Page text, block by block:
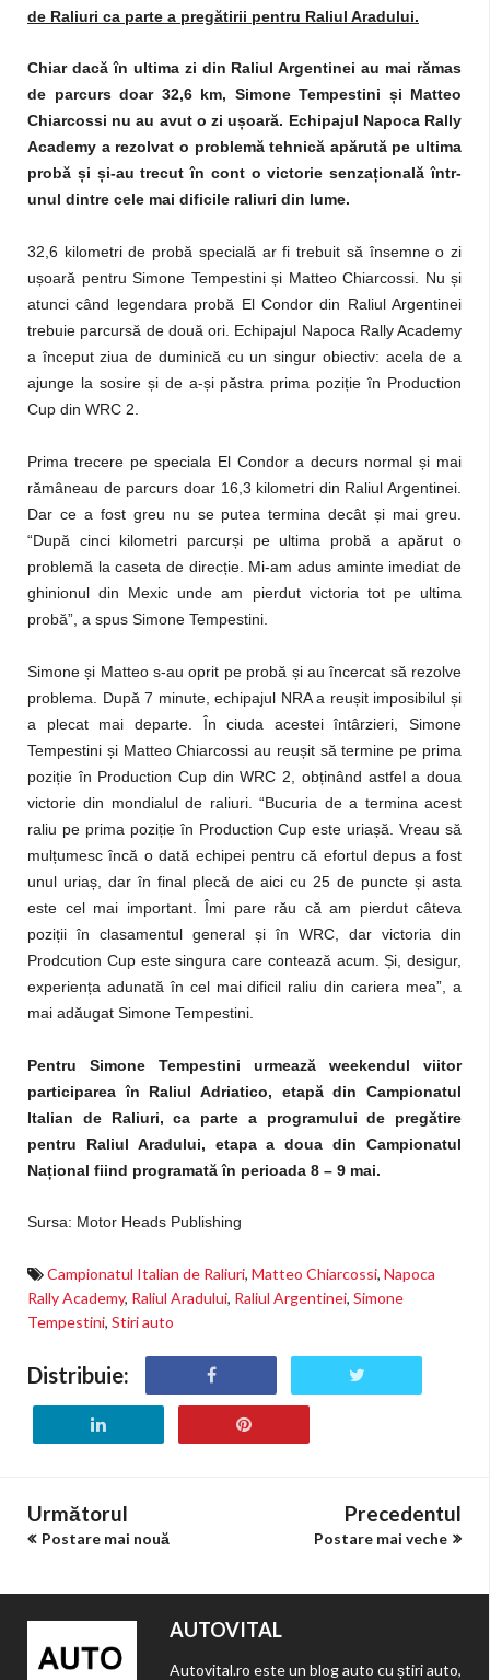
de Raliuri ca parte a pregătirii pentru Raliul Aradului.
Chiar dacă în ultima zi din Raliul Argentinei au mai rămas
de parcurs doar 32,6 km, Simone Tempestini și Matteo
Chiarcossi nu au avut o zi ușoară. Echipajul Napoca Rally
Academy a rezolvat o problemă tehnică apărută pe ultima
probă și și-au trecut în cont o victorie senzațională într-
unul dintre cele mai dificile raliuri din lume.
32,6 kilometri de probă specială ar fi trebuit să însemne o zi
ușoară pentru Simone Tempestini și Matteo Chiarcossi. Nu și
atunci când legendara probă El Condor din Raliul Argentinei
trebuie parcursă de două ori. Echipajul Napoca Rally Academy
a început ziua de duminică cu un singur obiectiv: acela de a
ajunge la sosire și de a-și păstra prima poziție în Production
Cup din WRC 2.
Prima trecere pe speciala El Condor a decurs normal și mai
rămâneau de parcurs doar 16,3 kilometri din Raliul Argentinei.
Dar ce a fost greu nu se putea termina decât și mai greu.
“După cinci kilometri parcurși pe ultima probă a apărut o
problemă la caseta de direcție. Mi-am adus aminte imediat de
ghinionul din Mexic unde am pierdut victoria tot pe ultima
probă”, a spus Simone Tempestini.
Simone și Matteo s-au oprit pe probă și au încercat să rezolve
problema. După 7 minute, echipajul NRA a reușit imposibilul și
a plecat mai departe. În ciuda acestei întârzieri, Simone
Tempestini și Matteo Chiarcossi au reușit să termine pe prima
poziție în Production Cup din WRC 2, obținând astfel a doua
victorie din mondialul de raliuri. “Bucuria de a termina acest
raliu pe prima poziție în Production Cup este uriașă. Vreau să
mulțumesc încă o dată echipei pentru că efortul depus a fost
unul uriaș, dar în final plecă de aici cu 25 de puncte și asta
este cel mai important. Îmi pare rău că am pierdut câteva
poziții în clasamentul general și în WRC, dar victoria din
Prodcution Cup este singura care contează acum. Și, desigur,
experiența adunată în cel mai dificil raliu din cariera mea”, a
mai adăugat Simone Tempestini.
Pentru Simone Tempestini urmează weekendul viitor
participarea în Raliul Adriatico, etapă din Campionatul
Italian de Raliuri, ca parte a programului de pregătire
pentru Raliul Aradului, etapa a doua din Campionatul
Național fiind programată în perioada 8 – 9 mai.
Sursa: Motor Heads Publishing
Campionatul Italian de Raliuri, Matteo Chiarcossi, Napoca
Rally Academy, Raliul Aradului, Raliul Argentinei, Simone
Tempestini, Stiri auto
Distribuie:
Următorul
Postare mai nouă
Precedentul
Postare mai veche
AUTOVITAL
Autovital.ro este un blog auto cu știri auto,